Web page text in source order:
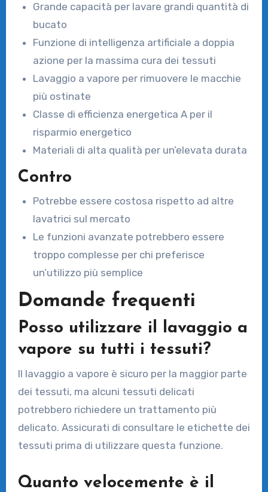
Grande capacità per lavare grandi quantità di
bucato
Funzione di intelligenza artificiale a doppia
azione per la massima cura dei tessuti
Lavaggio a vapore per rimuovere le macchie
più ostinate
Classe di efficienza energetica A per il
risparmio energetico
Materiali di alta qualità per un’elevata durata
Contro
Potrebbe essere costosa rispetto ad altre
lavatrici sul mercato
Le funzioni avanzate potrebbero essere
troppo complesse per chi preferisce
un’utilizzo più semplice
Domande frequenti
Posso utilizzare il lavaggio a
vapore su tutti i tessuti?
Il lavaggio a vapore è sicuro per la maggior parte
dei tessuti, ma alcuni tessuti delicati
potrebbero richiedere un trattamento più
delicato. Assicurati di consultare le etichette dei
tessuti prima di utilizzare questa funzione.
Quanto velocemente è il